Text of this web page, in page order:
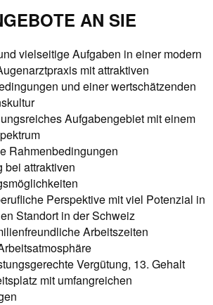
AN SIE
vielseitige Aufgaben in einer modern
mit attraktiven
und einer wertschätzenden
Aufgabengebiet mit einem
Rahmenbedingungen
bei attraktiven
Perspektive mit viel Potenzial in
Standort in der Schweiz
Arbeitszeiten
Vergütung, 13. Gehalt
mit umfangreichen